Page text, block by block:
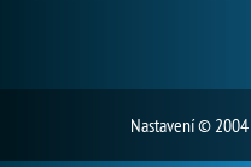
Nastavení© 2004